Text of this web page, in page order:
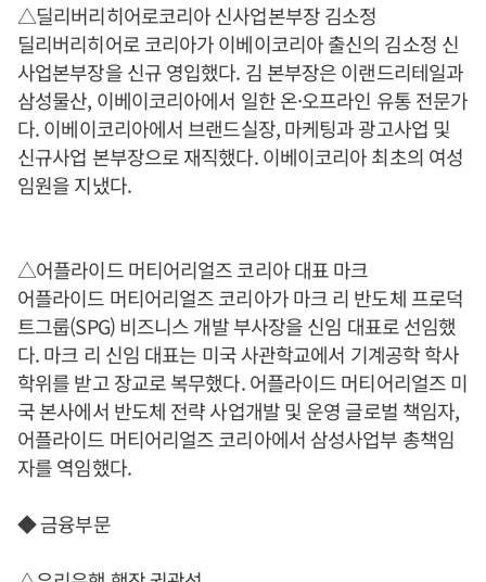
△딜리버리히어로코리아 신사업본부장 김소정
딜리버리히어로 코리아가 이베이코리아 출신의 김소정 신
사업본부장을 신규 영입했다. 김 본부장은 이랜드리테일과
삼성물산, 이베이코리아에서 일한 온·오프라인 유통 전문가
다. 이베이코리아에서 브랜드실장, 마케팅과 광고사업 및
신규사업 본부장으로 재직했다. 이베이코리아 최초의 여성
임원을 지냈다.
△어플라이드 머티어리얼즈 코리아 대표 마크
어플라이드 머티어리얼즈 코리아가 마크 리 반도체 프로덕
트그룹(SPG) 비즈니스 개발 부사장을 신임 대표로 선임했
다. 마크 리 신임 대표는 미국 사관학교에서 기계공학 학사
학위를 받고 장교로 복무했다. 어플라이드 머티어리얼즈 미
국 본사에서 반도체 전략 사업개발 및 운영 글로벌 책임자,
어플라이드 머티어리얼즈 코리아에서 삼성사업부 총책임
자를 역임했다.
◆ 금융부문